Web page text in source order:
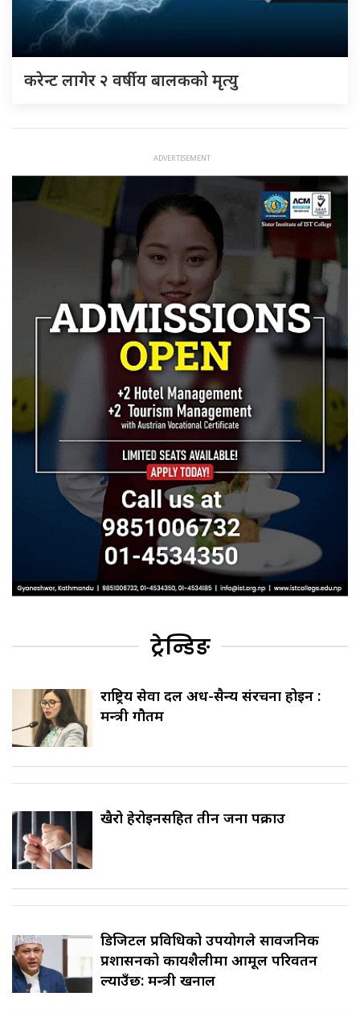
करेन्ट लागेर २ वर्षीय बालकको मृत्यु
ट्रेन्डिङ
राष्ट्रिय सेवा दल अर्ध-सैन्य संरचना होइन :
मन्त्री गौतम
खैरो हेरोइनसहित तीन जना पक्राउ
डिजिटल प्रविधिको उपयोगले सार्वजनिक
प्रशासनको कार्यशैलीमा आमूल परिवर्तन
ल्याउँछ: मन्त्री खनाल